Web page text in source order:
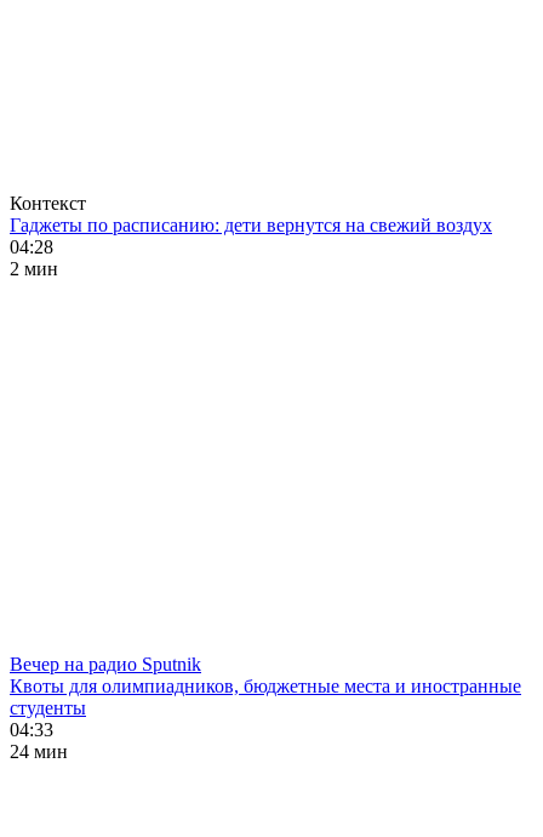
Контекст
Гаджеты по расписанию: дети вернутся на свежий воздух
04:28
2 мин
Вечер на радио Sputnik
Квоты для олимпиадников, бюджетные места и иностранные
студенты
04:33
24 мин